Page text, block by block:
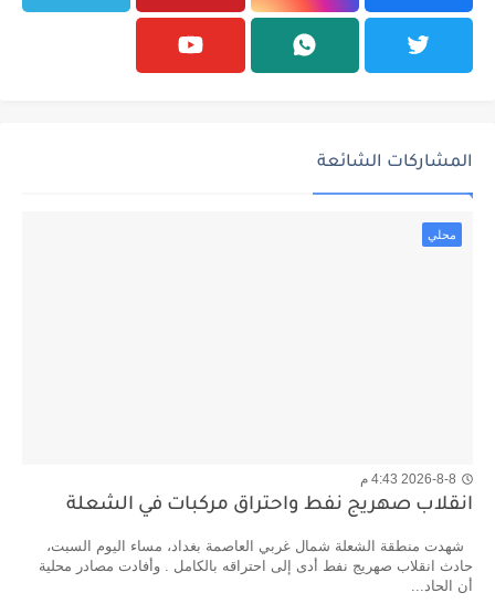
المشاركات الشائعة
محلي
2026-8-8 4:43 م
انقلاب صهريج نفط واحتراق مركبات في الشعلة
شهدت منطقة الشعلة شمال غربي العاصمة بغداد، مساء اليوم السبت،
حادث انقلاب صهريج نفط أدى إلى احتراقه بالكامل . وأفادت مصادر محلية
أن الحاد...